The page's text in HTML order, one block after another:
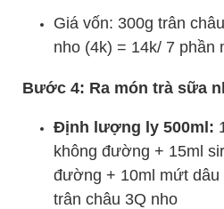
Giá vốn: 300g trân
nho (4k) = 14k/ 7 phần
Bước 4: Ra món trà sữa
Định lượng ly 500ml:
không đường + 15ml
đường + 10ml mứt dâu
trân châu 3Q nho